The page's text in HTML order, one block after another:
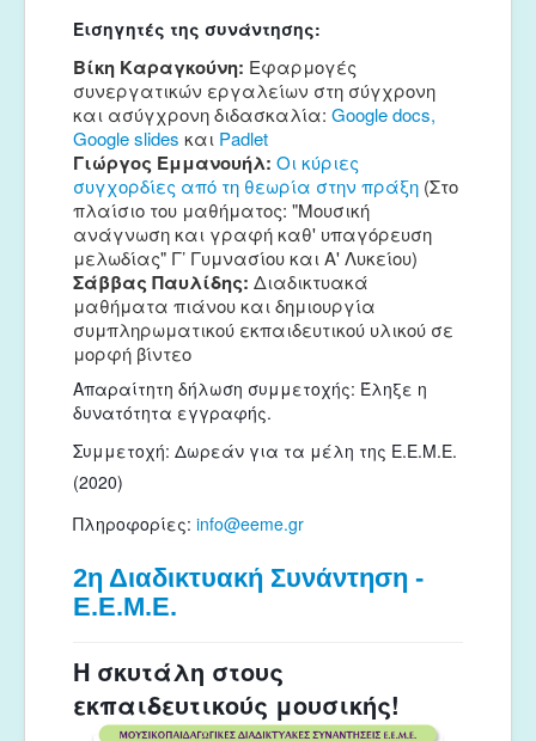
Εισηγητές της συνάντησης:
Βίκη Καραγκούνη: Εφαρμογές
συνεργατικών εργαλείων στη σύγχρονη
και ασύγχρονη διδασκαλία: Google docs,
Google slides και Padlet
Γιώργος Εμμανουήλ: Οι κύριες
συγχορδίες από τη θεωρία στην πράξη (Στο
πλαίσιο του μαθήματος: "Μουσική
ανάγνωση και γραφή καθ' υπαγόρευση
μελωδίας" Γ’ Γυμνασίου και Α' Λυκείου)
Σάββας Παυλίδης: Διαδικτυακά
μαθήματα πιάνου και δημιουργία
συμπληρωματικού εκπαιδευτικού υλικού σε
μορφή βίντεο
Απαραίτητη δήλωση συμμετοχής: Έληξε η
δυνατότητα εγγραφής.
Συμμετοχή: Δωρεάν για τα μέλη της Ε.Ε.Μ.Ε.
(2020)
Πληροφορίες: info@eeme.gr
2η Διαδικτυακή Συνάντηση -
Ε.Ε.Μ.Ε.
Η σκυτάλη στους
εκπαιδευτικούς μουσικής!